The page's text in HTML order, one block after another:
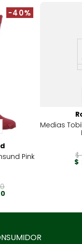
-40%
Pink
Medias
$
$